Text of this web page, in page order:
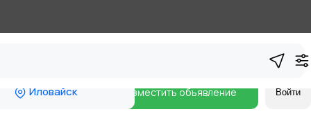
Иловайск Разместить объявление Войти